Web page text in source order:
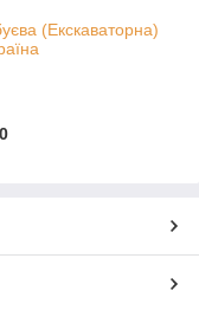
(Екскаваторна)